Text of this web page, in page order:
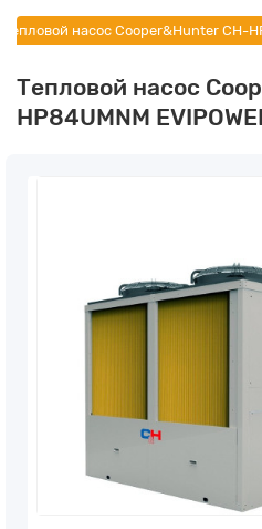
Тепловой насос Cooper&Hunter CH-
Тепловой насос
HP84UMNM